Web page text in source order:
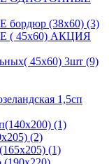
(38х60) (3)
( 45х60) АКЦИЯ
45х60) 3шт (9)
1,5сп
(1)
(2)
(1)